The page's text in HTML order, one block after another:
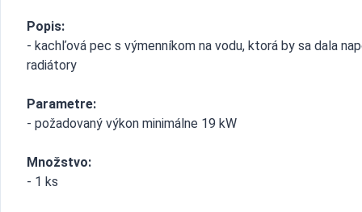
Popis:
- kachľová pec s výmenníkom na vodu, ktorá by sa dala
radiátory
Parametre:
- požadovaný výkon minimálne 19 kW
Množstvo:
- 1 ks